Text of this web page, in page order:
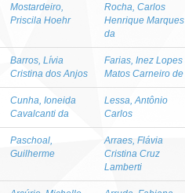
Mostardeiro,
Priscila Hoehr
Rocha, Carlos
Henrique Marques
da
Barros, Lívia
Cristina dos Anjos
Farias, Inez Lopes
Matos Carneiro de
Cunha, Ioneida
Cavalcanti da
Lessa, Antônio
Carlos
Paschoal,
Guilherme
Arraes, Flávia
Cristina Cruz
Lamberti